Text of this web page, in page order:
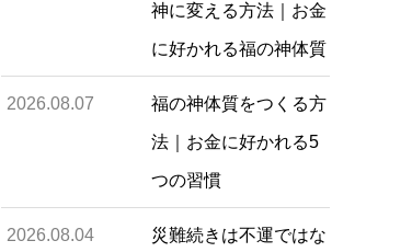
神に変える方法｜お金
に好かれる福の神体質
2026.08.07 福の神体質をつくる方
法｜お金に好かれる5
つの習慣
2026.08.04 災難続きは不運ではな